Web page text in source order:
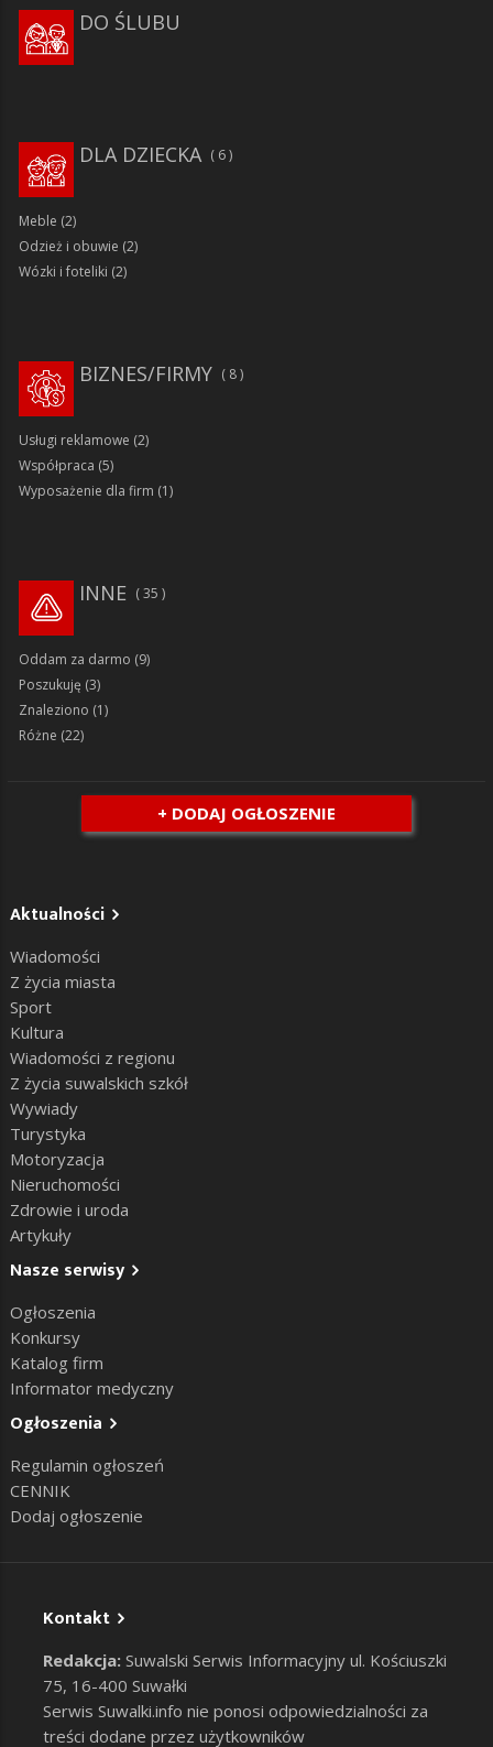
DO ŚLUBU
6
DLA DZIECKA
Meble (2)
Odzież i obuwie (2)
Wózki i foteliki (2)
8
BIZNES/FIRMY
Usługi reklamowe (2)
Współpraca (5)
Wyposażenie dla firm (1)
35
INNE
Oddam za darmo (9)
Poszukuję (3)
Znaleziono (1)
Różne (22)
+ DODAJ OGŁOSZENIE
Aktualności
Wiadomości
Z życia miasta
Sport
Kultura
Wiadomości z regionu
Z życia suwalskich szkół
Wywiady
Turystyka
Motoryzacja
Nieruchomości
Zdrowie i uroda
Artykuły
Nasze serwisy
Ogłoszenia
Konkursy
Katalog firm
Informator medyczny
Ogłoszenia
Regulamin ogłoszeń
CENNIK
Dodaj ogłoszenie
Kontakt
Redakcja: Suwalski Serwis Informacyjny ul. Kościuszki
75, 16-400 Suwałki
Serwis Suwalki.info nie ponosi odpowiedzialności za
treści dodane przez użytkowników